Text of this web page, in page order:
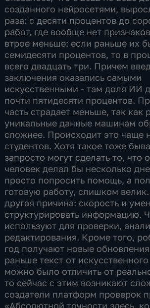
созданного нейросетями,
раза: с десяти процентов до
работ, где вообще нет
втрое меньше: если раньше их
семидесяти процентов, то в
всего двадцать три. Причем
заключения оказались самыми
искусственными - там доля ИИ
почти пятидесяти процентов.
часть страдает меньше, так как
уникальные данные машинам
сложнее. Происходит это чаще
студентов. Хотя такое тоже
запросто могут сделать то, что
человек делал бы несколько
просто попросить помощь, а
готовую работу, слишком
другая причина: скорость и
структурировать информацию.
используют для проверки,
редактирования. Кроме того,
год получают новые
раньше текст от
можно было отличить от
то сейчас с этим возникают
создатели платформ проверок
«Абсолютной точности здесь,